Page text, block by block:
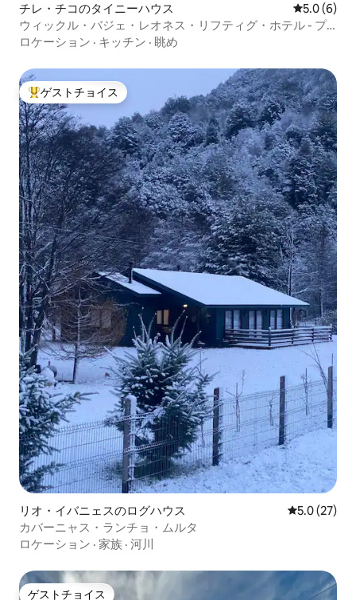
チレ・チコのタイニーハウス レビュー6
5.0 (6)
ウィックル・バジェ・レオネス・リフティグ・ホテル - プ
エルト・トランキーロ
ロケーション · キッチン · 眺め
大好評のゲストチョイスです。
ゲストチョイス
リオ・イバニェスのログハウス レビュー27
5.0 (27)
カバーニャス・ランチョ・ムルタ
ロケーション · 家族 · 河川
ゲストチョイス